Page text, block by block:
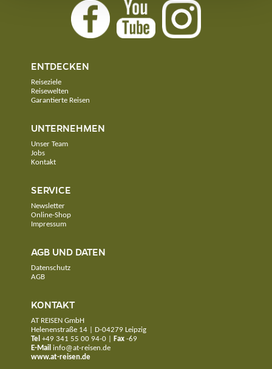
ENTDECKEN
Reiseziele
Reisewelten
Garantierte Reisen
UNTERNEHMEN
Unser Team
Jobs
Kontakt
SERVICE
Newsletter
Online-Shop
Impressum
AGB UND DATEN
Datenschutz
AGB
KONTAKT
AT REISEN GmbH
Helenenstraße 14 | D-04279 Leipzig
Tel +49 341 55 00 94-0 Fax -69
E-Mail info@at-reisen.de
www.at-reisen.de